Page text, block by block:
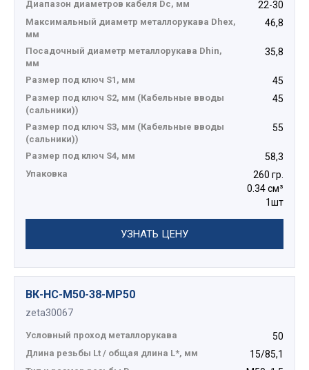
Диапазон диаметров кабеля Dc, мм 22-30
Максимальный диаметр металлорукава Dhex,
мм
46,8
Посадочный диаметр металлорукава Dhin,
мм
35,8
Размер под ключ S1, мм 45
Размер под ключ S2, мм (Кабельные вводы
(сальники))
45
Размер под ключ S3, мм (Кабельные вводы
(сальники))
55
Размер под ключ S4, мм 58,3
Упаковка
260 гр.
0.34 см³
1шт
УЗНАТЬ ЦЕНУ
ВК-НС-М50-38-МР50
zeta30067
Условный проход металлорукава 50
Длина резьбы Lt / общая длина L*, мм 15/85,1